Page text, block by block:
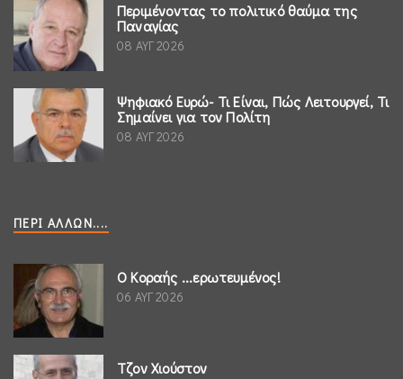
Περιμένοντας το πολιτικό θαύμα της
Παναγίας
08 ΑΥΓ 2026
Ψηφιακό Ευρώ- Τι Είναι, Πώς Λειτουργεί, Τι
Σημαίνει για τον Πολίτη
08 ΑΥΓ 2026
ΠΕΡΊ ΆΛΛΩΝ....
Ο Κοραής ...ερωτευμένος!
06 ΑΥΓ 2026
Τζον Χιούστον